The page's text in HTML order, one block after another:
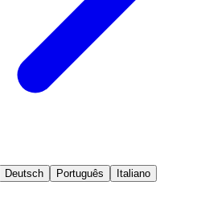
Deutsch Português
Italiano